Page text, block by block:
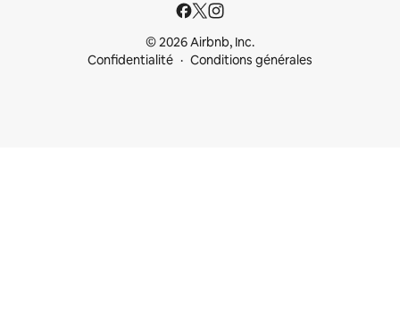
© 2026 Airbnb, Inc.
Confidentialité
Conditions générales